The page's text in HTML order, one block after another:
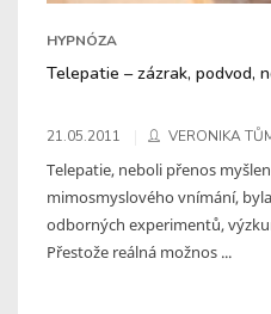
HYPNÓZA
Telepatie – zázrak, podvod,
21.05.2011 VERONIKA
Telepatie, neboli přenos
mimosmyslového vnímání,
odborných experimentů,
Přestože reálná možnos ...